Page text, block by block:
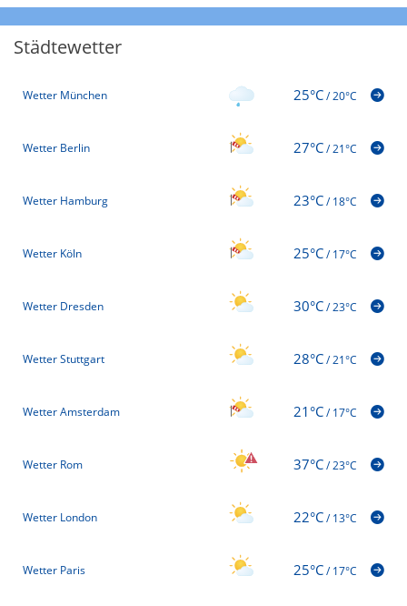
Städtewetter
Wetter München 25°C/20°C
Wetter Berlin 27°C/21°C
Wetter Hamburg 23°C/18°C
Wetter Köln 25°C/17°C
Wetter Dresden 30°C/23°C
Wetter Stuttgart 28°C/21°C
Wetter Amsterdam 21°C/17°C
Wetter Rom 37°C/23°C
Wetter London 22°C/13°C
Wetter Paris 25°C/17°C